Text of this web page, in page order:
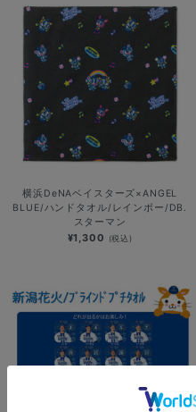
横浜DeNAベイスターズ×ANGEL
BLUE/ハンドタオル/レインボー/DB.
スターマン
¥1,300 (税込)